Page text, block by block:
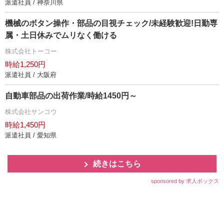
派遣社員 / 神奈川県
機械のボタン操作・部品の目視チェック/未経験歓迎!日勤専
属・土日休みでムリなく働ける
株式会社トーコー
時給1,250円
派遣社員 / 大阪府
自動車部品の出荷作業/時給1450円～
株式会社サンコウ
時給1,450円
派遣社員 / 愛知県
続きはこちら
sponsored by 求人ボックス